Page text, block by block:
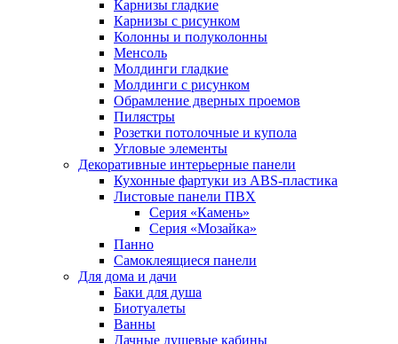
Карнизы гладкие
Карнизы с рисунком
Колонны и полуколонны
Менсоль
Молдинги гладкие
Молдинги с рисунком
Обрамление дверных проемов
Пилястры
Розетки потолочные и купола
Угловые элементы
Декоративные интерьерные панели
Кухонные фартуки из ABS-пластика
Листовые панели ПВХ
Серия «Камень»
Серия «Мозайка»
Панно
Самоклеящиеся панели
Для дома и дачи
Баки для душа
Биотуалеты
Ванны
Дачные душевые кабины